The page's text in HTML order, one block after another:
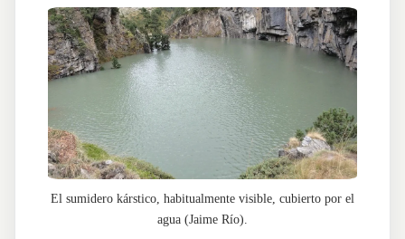
El sumidero kárstico, habitualmente visible, cubierto por el
agua (Jaime Río).